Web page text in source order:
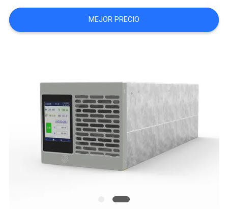
MAPA
DEL
POLÍTICA
PRIVACIDAD
MEJOR PRECIO